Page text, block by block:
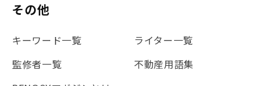
その他
キーワード一覧
ライター一覧
監修者一覧
不動産用語集